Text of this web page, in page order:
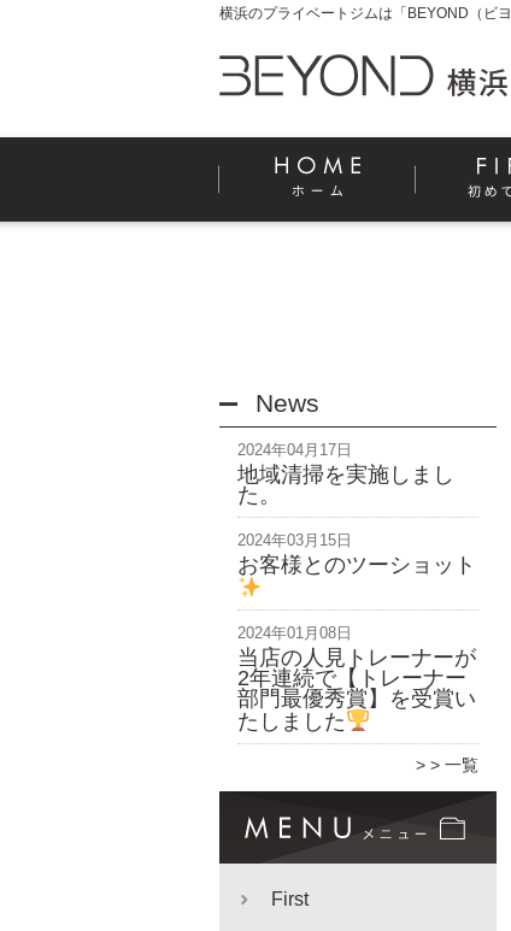
横浜のプライベートジムは「BEYOND（ビヨ
News
2024年04月17日
地域清掃を実施しまし
た。
2024年03月15日
お客様とのツーショット
2024年01月08日
当店の人見トレーナーが
2年連続で【トレーナー
部門最優秀賞】を受賞い
たしました
> 一覧
First